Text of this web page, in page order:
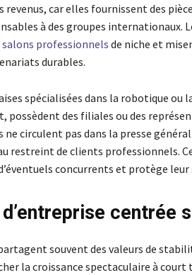
car elles fournissent des
à des groupes internationaux.
salons professionnels de niche et
durables.
spécialisées dans la robotique ou
possèdent des filiales ou des
circulent pas dans la presse
restreint de clients professionnels.
concurrents et protège
centrée
souvent des valeurs de
la croissance spectaculaire à